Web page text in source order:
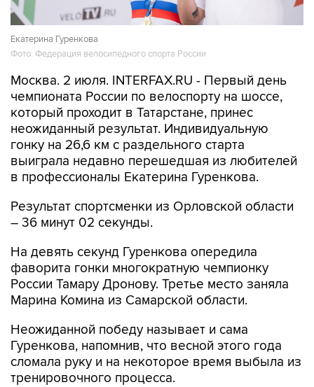
Екатерина Гуренкова
Фото: Федерация велосипедного спорта России
Москва. 2 июля. INTERFAX.RU - Первый день
чемпионата России по велоспорту на шоссе,
который проходит в Татарстане, принес
неожиданный результат. Индивидуальную
гонку на 26,6 км с раздельного старта
выиграла недавно перешедшая из любителей
в профессионалы Екатерина Гуренкова.
Результат спортсменки из Орловской области
– 36 минут 02 секунды.
На девять секунд Гуренкова опередила
фаворита гонки многократную чемпионку
России Тамару Дронову. Третье место заняла
Марина Комина из Самарской области.
Неожиданной победу называет и сама
Гуренкова, напомнив, что весной этого года
сломала руку и на некоторое время выбыла из
тренировочного процесса.